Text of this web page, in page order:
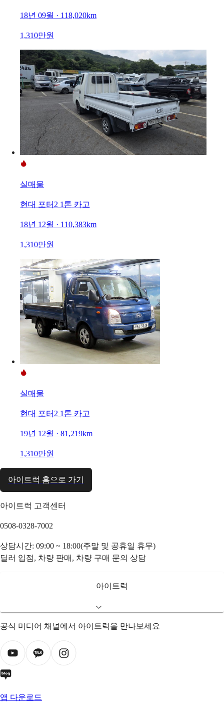
18년 09월 · 118,020km
1,310만원
실매물
현대 포터2 1톤 카고
18년 12월 · 110,383km
1,310만원
실매물
현대 포터2 1톤 카고
19년 12월 · 81,219km
1,310만원
아이트럭 홈으로 가기
아이트럭 고객센터
0508-0328-7002
상담시간: 09:00 ~ 18:00(주말 및 공휴일 휴무)
딜러 입점, 차량 판매, 차량 구매 문의 상담
아이트럭
공식 미디어 채널에서 아이트럭을 만나보세요
앱 다운로드